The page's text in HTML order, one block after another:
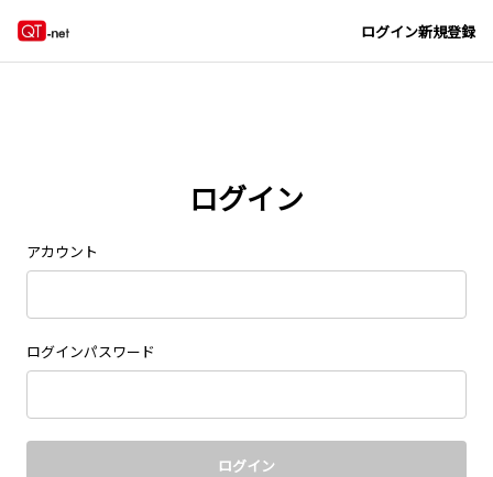
ログイン新規登録
ログイン
アカウント
ログインパスワード
ログイン